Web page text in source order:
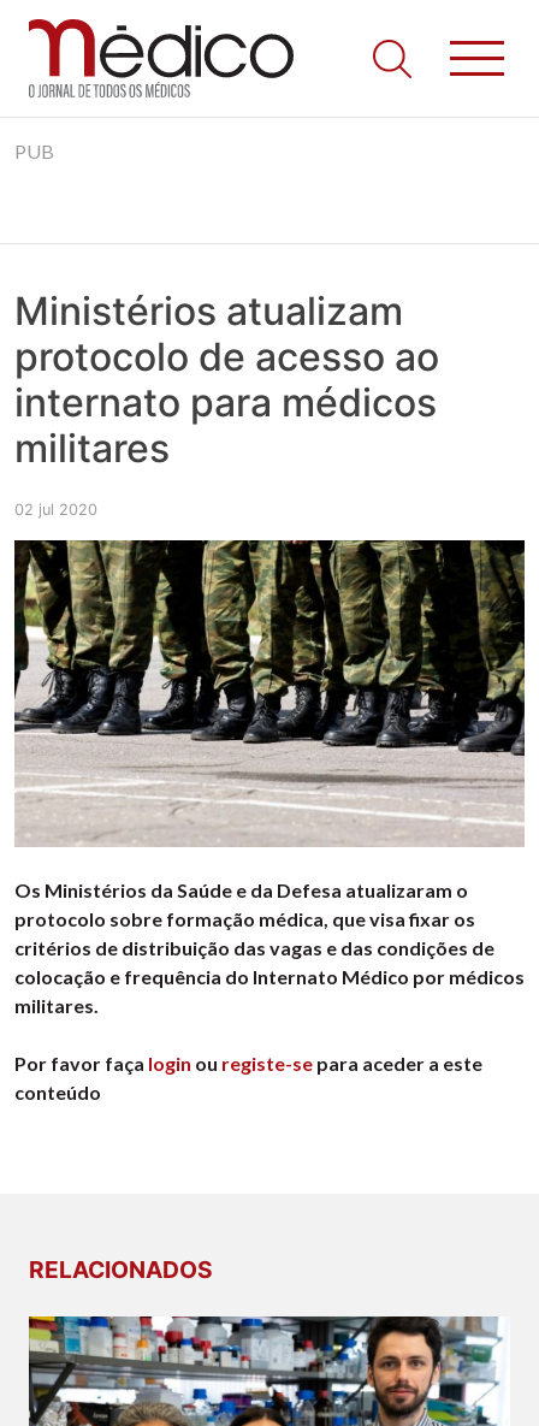
to
Jornal Médico
Médico – O Jornal de Todos os Médicos. Onde as notícias
realmente contam! Tudo o que se passa na Saúde!
PUB
Ministérios atualizam
protocolo de acesso ao
internato para médicos
militares
02 jul 2020
Os Ministérios da Saúde e da Defesa atualizaram o
protocolo sobre formação médica, que visa fixar os
critérios de distribuição das vagas e das condições de
colocação e frequência do Internato Médico por médicos
militares.
Por favor faça login ou registe-se para aceder a este
conteúdo
RELACIONADOS